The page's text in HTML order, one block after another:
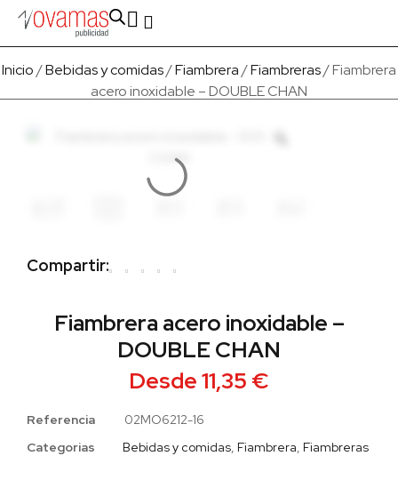
Inicio/Bebidas y comidas/Fiambrera/Fiambreras/ Fiambrera
acero inoxidable – DOUBLE CHAN
Fiambrera acero inoxidable –
DOUBLE CHAN
Desde11,35 €
Referencia
02MO6212-16
Categorias
Bebidas y comidas, Fiambrera, Fiambreras
Compartir: